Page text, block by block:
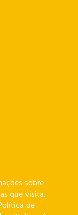
sobre
que visita.
de